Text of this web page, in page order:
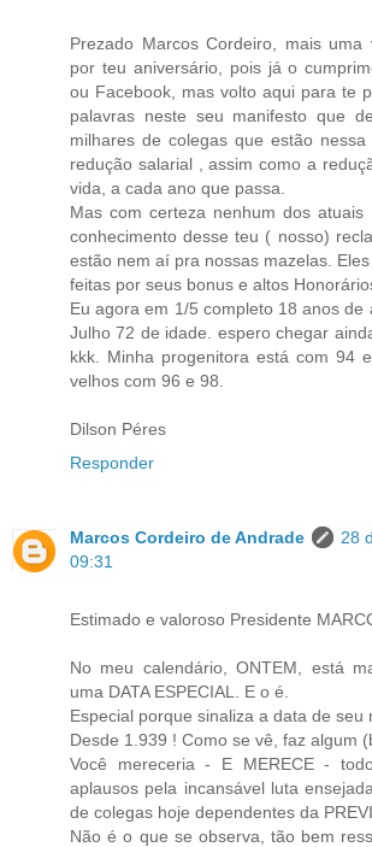
Prezado Marcos Cordeiro, mais uma
por teu aniversário, pois já o
ou Facebook, mas volto aqui para te
palavras neste seu manifesto que
milhares de colegas que estão
redução salarial , assim como a
vida, a cada ano que passa.
Mas com certeza nenhum dos atuais
conhecimento desse teu ( nosso)
estão nem aí pra nossas mazelas.
feitas por seus bonus e altos Honorários
Eu agora em 1/5 completo 18 anos de
Julho 72 de idade. espero chegar
kkk. Minha progenitora está com 94
velhos com 96 e 98.
Dilson Péres
Responder
Marcos Cordeiro de Andrade
28
09:31
Estimado e valoroso Presidente
No meu calendário, ONTEM, está
uma DATA ESPECIAL. E o é.
Especial porque sinaliza a data de seu
Desde 1.939 ! Como se vê, faz algum
Você mereceria - E MERECE -
aplausos pela incansável luta
de colegas hoje dependentes da PREVI.
Não é o que se observa, tão bem